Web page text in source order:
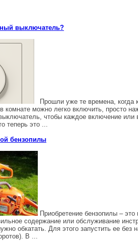
выключатель?
Прошли уже те времена, когда комнаты освещались
комнате можно легко включить, просто
чтобы каждое включение
теперь это ...
бензопилы
Приобретение бензопилы –
содержание или обслуживание
обкатать. Для этого запустить ее
В ...